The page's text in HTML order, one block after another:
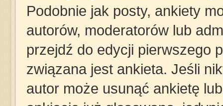
Podobnie jak posty, ankiety
autorów, moderatorów lub
przejdź do edycji pierwszego
związana jest ankieta. Jeśli
autor może usunąć ankietę